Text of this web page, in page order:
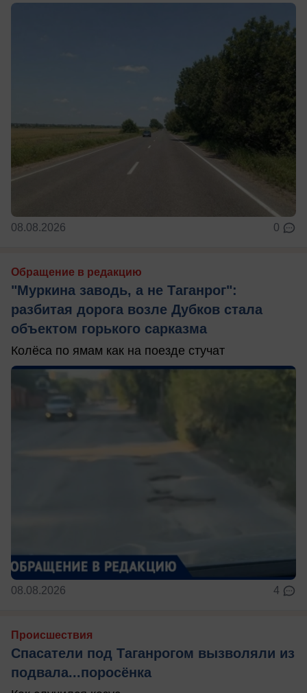
08.08.2026 0
Обращение в редакцию
"Муркина заводь, а не Таганрог":
разбитая дорога возле Дубков стала
объектом горького сарказма
Колёса по ямам как на поезде стучат
08.08.2026 4
Происшествия
Спасатели под Таганрогом вызволяли из
подвала...поросёнка